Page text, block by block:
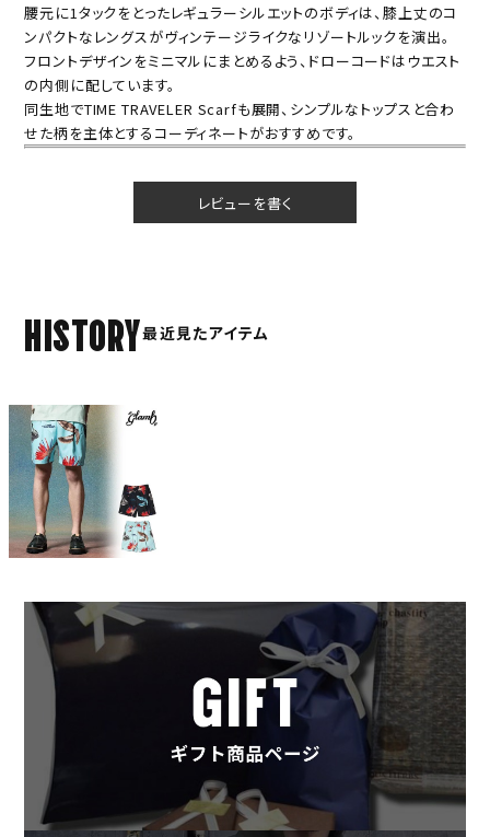
腰元に1タックをとったレギュラーシルエットのボディは、膝上丈のコ
ンパクトなレングスがヴィンテージライクなリゾートルックを演出。
フロントデザインをミニマルにまとめるよう、ドローコードはウエスト
の内側に配しています。
同生地でTIME TRAVELER Scarfも展開、シンプルなトップスと合わ
せた柄を主体とするコーディネートがおすすめです。
レビューを書く
HISTORY最近見たアイテム